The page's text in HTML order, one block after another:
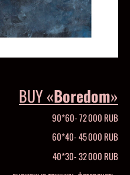
BUY «Boredom»
90*60- 72 000 RUB
60*40- 45 000 RUB
40*30- 32 000 RUB